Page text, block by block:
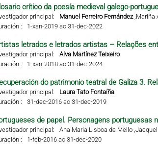
crítico da poesía medieval galego-
principal: Manuel Ferreiro Fernández,Mariña
:
1-xan-2019 ao 31-dec-2022
letrados e letrados artistas – Relações
principal:
Alva Martínez Teixeiro
:
1-xan-2018 ao 31-dec-2024
do patrimonio teatral de Galiza 3.
principal:
Laura Tato Fontaíña
:
31-dec-2016 ao 31-dec-2019
de papel. Personagens portuguesas
principal: Ana Maria Lisboa de Mello ,
:
1-feb-2016 ao 31-dec-2020